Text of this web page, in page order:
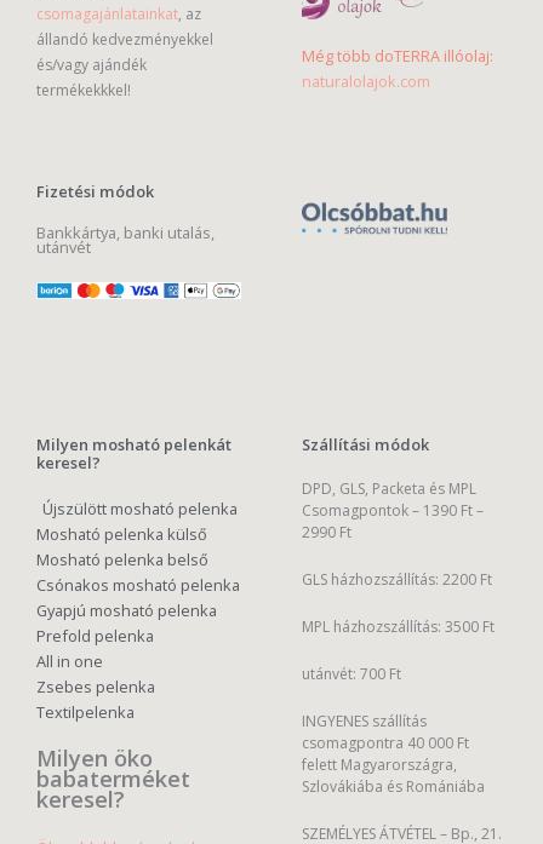
csomagajánlatainkat, az
állandó kedvezményekkel
és/vagy ajándék
termékekkkel!
Fizetési módok
Bankkártya, banki utalás,
utánvét
Még több doTERRA illóolaj:
naturalolajok.com
Milyen mosható pelenkát
keresel?
Újszülött mosható pelenka
Mosható pelenka külső
Mosható pelenka belső
Csónakos mosható pelenka
Gyapjú mosható pelenka
Prefold pelenka
All in one
Zsebes pelenka
Textilpelenka
Milyen öko
babaterméket
keresel?
Szállítási módok
DPD, GLS, Packeta és MPL
Csomagpontok – 1390 Ft –
2990 Ft
GLS házhozszállítás: 2200 Ft
MPL házhozszállítás: 3500 Ft
utánvét: 700 Ft
INGYENES szállítás
csomagpontra 40 000 Ft
felett Magyarországra,
Szlovákiába és Romániába
SZEMÉLYES ÁTVÉTEL – Bp., 21.